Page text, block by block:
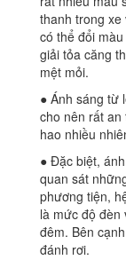
thanh trong
có thể đổi
giải tỏa căng
mệt mỏi.
● Ánh sáng từ
cho nên rất an
hao nhiều
● Đặc biệt,
quan sát
phương tiện,
là mức độ đèn
đêm. Bên
đánh rơi.